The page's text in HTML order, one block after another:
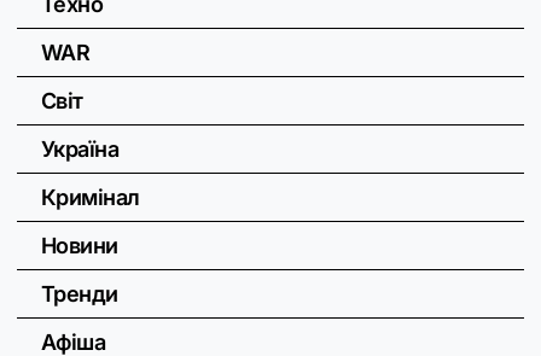
WAR
Світ
Україна
Кримінал
Новини
Тренди
Афіша